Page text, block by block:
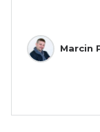
Marcin